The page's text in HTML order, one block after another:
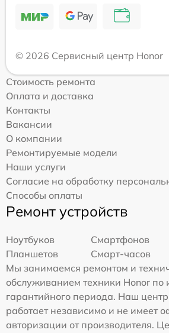
© 2026 Сервисный центр Honor
Стоимость ремонта
Оплата и доставка
Контакты
Вакансии
О компании
Ремонтируемые модели
Наши услуги
Согласие на обработку
Способы оплаты
Ремонт устройств
Ноутбуков
Смартфонов
Планшетов
Смарт-часов
Мы занимаемся ремонтом и
обслуживанием техники Honor по
гарантийного периода. Наш
работает независимо и не имеет
авторизации от производителя.